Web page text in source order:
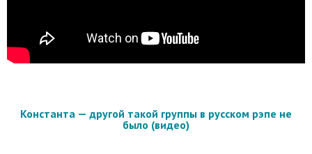
Константа — другой такой группы в русском рэпе не
было (видео)